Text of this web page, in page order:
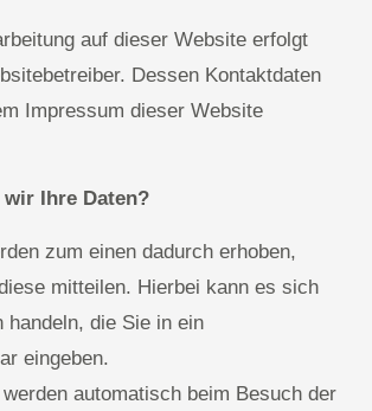
auf dieser Website erfolgt
Dessen Kontaktdaten
Impressum dieser Website
Ihre Daten?
zum einen dadurch erhoben,
mitteilen. Hierbei kann es sich
handeln, die Sie in ein
eingeben.
automatisch beim Besuch der